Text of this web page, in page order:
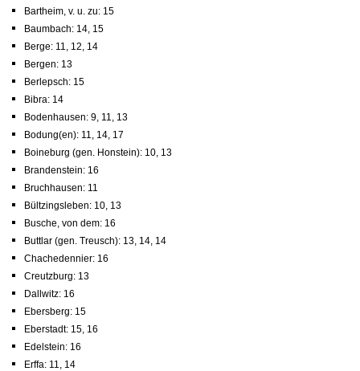
Bartheim, v. u. zu: 15
Baumbach: 14, 15
Berge: 11, 12, 14
Bergen: 13
Berlepsch: 15
Bibra: 14
Bodenhausen: 9, 11, 13
Bodung(en): 11, 14, 17
Boineburg (gen. Honstein): 10, 13
Brandenstein: 16
Bruchhausen: 11
Bültzingsleben: 10, 13
Busche, von dem: 16
Buttlar (gen. Treusch): 13, 14, 14
Chachedennier: 16
Creutzburg: 13
Dallwitz: 16
Ebersberg: 15
Eberstadt: 15, 16
Edelstein: 16
Erffa: 11, 14